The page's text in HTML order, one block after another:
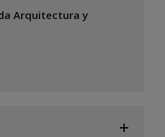
Arquitectura y